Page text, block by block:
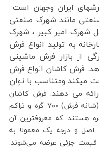
ایران وجهان است
مانند شهرک صنعتی
شهرک امیر کبیر ، شهرک
صباغی با بیش از ۱۰۰۰ کارخانه به تولید انواع فرش
از بازار فرش ماشینی
فرش کاشان انواع فرش
میکند ومتناسب با توان
می دهند. فرش کاشان
۷۰۰ شانه واقعی دارای تراکم عرضی (شانه فرش) ۷۰۰ گره و تراکم
(تراکم فرش) ۲۱۰۰ تا ۳۰۰۰ گره هستند که معروفترین آن
هست. فرش ۷۰۰ شانه اصل و درجه یک معمولا به
با اختلاف قیمت جزئی عرضه می‌شوند.